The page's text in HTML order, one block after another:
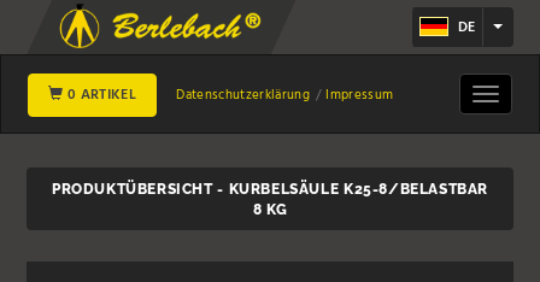
DE
0 ARTIKEL Datenschutzerklärung Impressum
Toggle
PRODUKTÜBERSICHT - KURBELSÄULE K25-8/BELASTBAR
8 KG